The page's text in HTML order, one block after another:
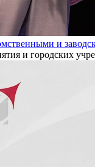
и
и городских